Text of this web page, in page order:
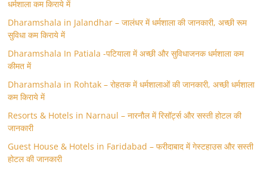
धर्मशाला कम किराये में
Dharamshala in Jalandhar – जालंधर में धर्मशाला की जानकारी, अच्छी रूम
सुविधा कम किराये में
Dharamshala In Patiala -पटियाला में अच्छी और सुविधाजनक धर्मशाला कम
कीमत में
Dharamshala in Rohtak – रोहतक में धर्मशालाओं की जानकारी, अच्छी धर्मशाला
कम किराये में
Resorts & Hotels in Narnaul – नारनौल में रिसॉर्ट्स और सस्ती होटल की
जानकारी
Guest House & Hotels in Faridabad – फरीदाबाद में गेस्टहाउस और सस्ती
होटल की जानकारी